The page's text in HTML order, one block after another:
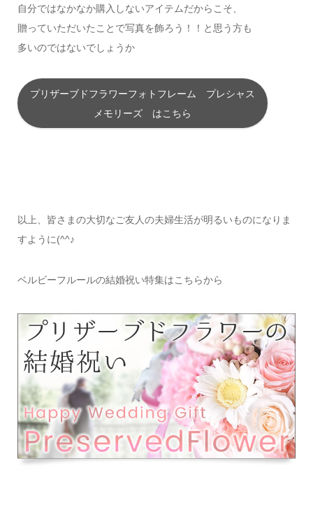
自分ではなかなか購入しないアイテムだからこそ、
贈っていただいたことで写真を飾ろう！！と思う方も
多いのではないでしょうか
プリザーブドフラワーフォトフレーム プレシャス
メモリーズ はこちら
以上、皆さまの大切なご友人の夫婦生活が明るいものになりま
すように(^^♪
ベルビーフルールの結婚祝い特集はこちらから